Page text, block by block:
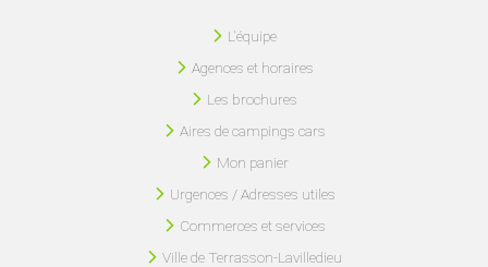
L'équipe
Agences et horaires
Les brochures
Aires de campings cars
Mon panier
Urgences / Adresses utiles
Commerces et services
Ville de Terrasson-Lavilledieu